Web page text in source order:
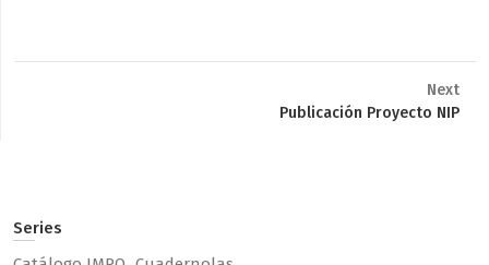
Next
Publicación Proyecto NIP
Series